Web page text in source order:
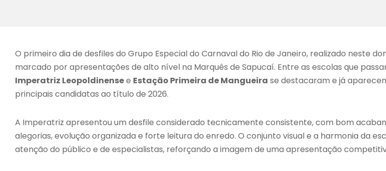
O primeiro dia de desfiles do Grupo Especial do Carnaval do Rio de Janeiro, realizado neste
marcado por apresentações de alto nível na Marquês de Sapucaí. Entre as escolas que
Imperatriz Leopoldinensee Estação Primeira de Mangueira se destacaram e já
principais candidatas ao título de 2026.
A Imperatriz apresentou um desfile considerado tecnicamente consistente, com bom
alegorias, evolução organizada e forte leitura do enredo. O conjunto visual e a harmonia da
atenção do público e de especialistas, reforçando a imagem de uma apresentação